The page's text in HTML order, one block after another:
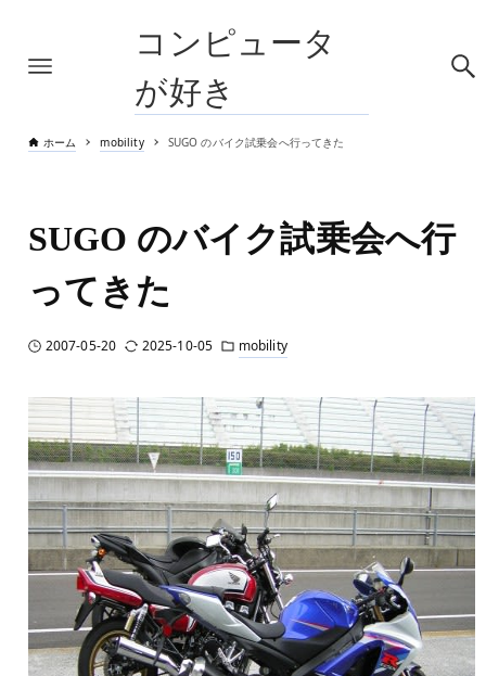
コンピュータ
が好き
ホーム mobility SUGO のバイク試乗会へ行ってきた
SUGO のバイク試乗会へ行
ってきた
2007-05-20 2025-10-05 mobility